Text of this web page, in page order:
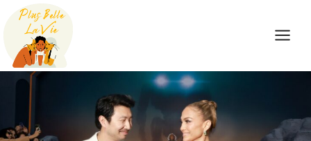
Skip
content